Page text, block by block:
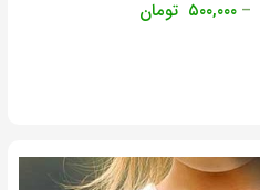
– ۵۰۰,۰۰۰ تومان